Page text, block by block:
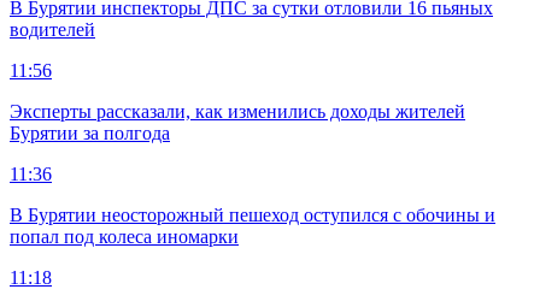
В Бурятии инспекторы ДПС за сутки отловили 16 пьяных
водителей
11:56
Эксперты рассказали, как изменились доходы жителей
Бурятии за полгода
11:36
В Бурятии неосторожный пешеход оступился с обочины и
попал под колеса иномарки
11:18